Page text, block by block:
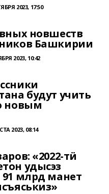
2023, 17:50
новшеств
Башкирии
2023, 10:42
будут учить
новым
2023, 08:14
«2022-тӥ
удысэз
млрд манет